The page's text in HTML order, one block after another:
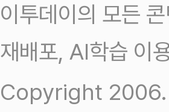
이투데이의 모든
재배포, AI학습 이
Copyright 2006.